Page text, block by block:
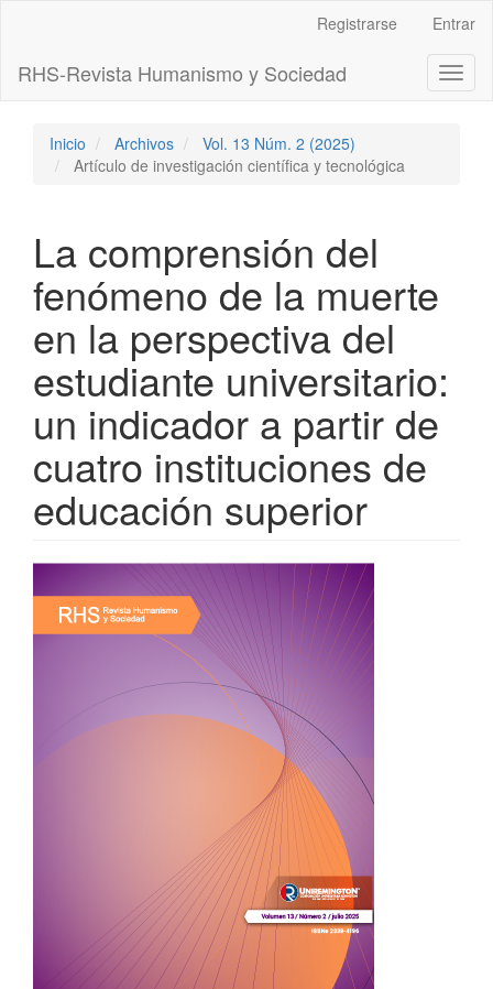
principal
Barra
Registrarse Entrar
RHS-Revista Humanismo y Sociedad
Inicio Archivos
Vol. 13 Núm. 2 (2025)
Artículo de investigación científica y tecnológica
La comprensión del
fenómeno de la muerte
en la perspectiva del
estudiante universitario:
un indicador a partir de
cuatro instituciones de
educación superior
Barra
lateral
artículo